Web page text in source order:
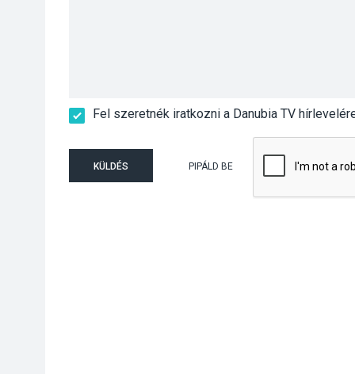
Fel szeretnék iratkozni a Danubia TV
KÜLDÉS PIPÁLD BE